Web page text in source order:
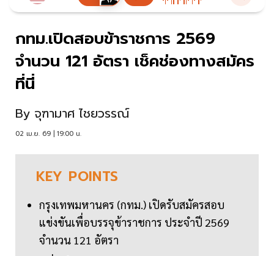
กทม.เปิดสอบข้าราชการ 2569
จำนวน 121 อัตรา เช็คช่องทางสมัคร
ที่นี่
By จุฑามาศ ไชยวรรณ์
02 เม.ย. 69 | 19:00 น.
KEY POINTS
กรุงเทพมหานคร (กทม.) เปิดรับสมัครสอบ
แข่งขันเพื่อบรรจุข้าราชการ ประจำปี 2569
จำนวน 121 อัตรา